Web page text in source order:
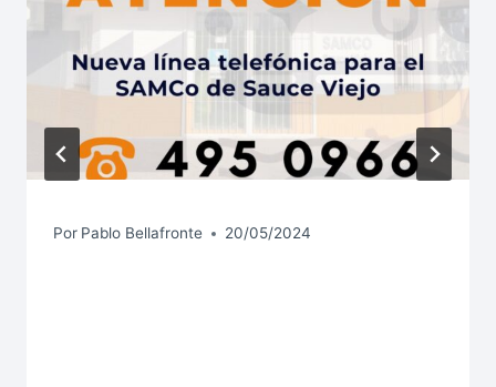
Por Pablo Bellafronte 20/05/2024